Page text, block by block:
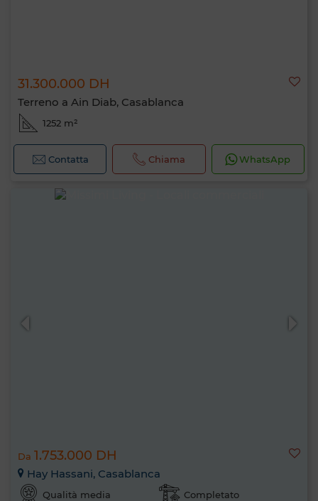
31.300.000 DH
Terreno a Ain Diab, Casablanca
1252 m²
Contatta Chiama WhatsApp
Da 1.753.000 DH
Hay Hassani, Casablanca
Qualità media Completato